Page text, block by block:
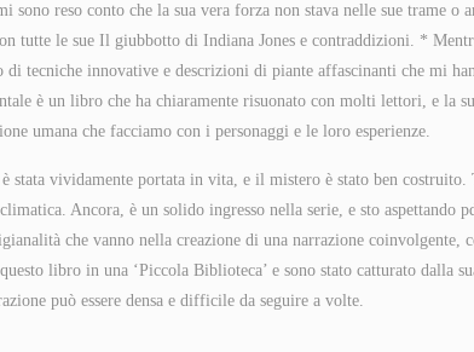
sono reso conto che la sua vera forza non stava nelle sue trame o
tutte le sue Il giubbotto di Indiana Jones e contraddizioni. *
di tecniche innovative e descrizioni di piante affascinanti che mi
è un libro che ha chiaramente risuonato con molti lettori, e la
umana che facciamo con i personaggi e le loro esperienze.
stata vividamente portata in vita, e il mistero è stato ben
Ancora, è un solido ingresso nella serie, e sto
che vanno nella creazione di una narrazione
libro in una ‘Piccola Biblioteca’ e sono stato catturato dalla
può essere densa e difficile da seguire a volte.